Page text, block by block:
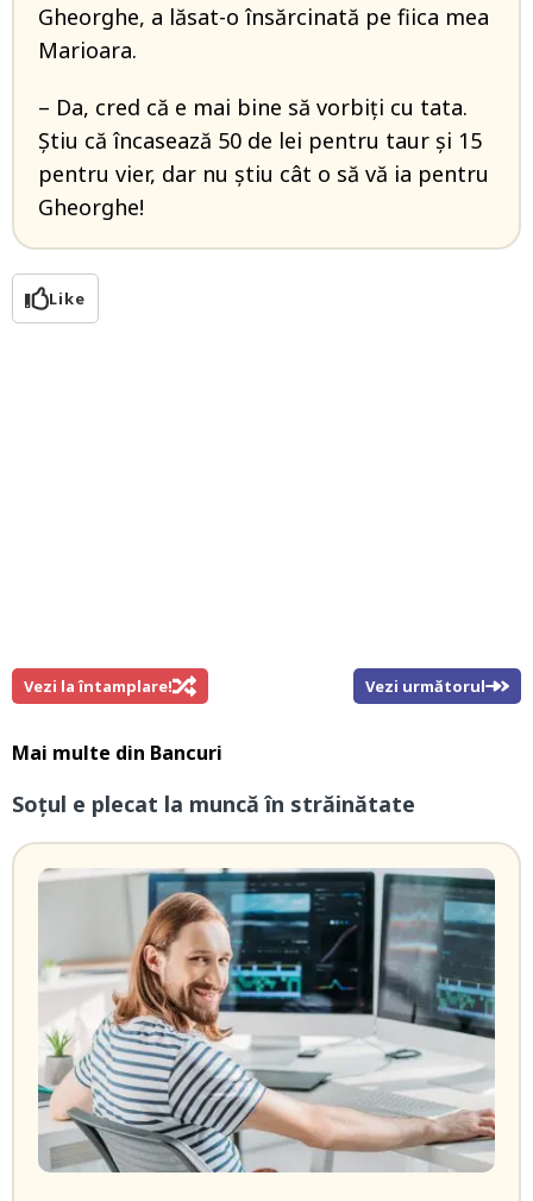
Gheorghe, a lăsat-o însărcinată pe fiica mea
Marioara.
– Da, cred că e mai bine să vorbiţi cu tata.
Ştiu că încasează 50 de lei pentru taur şi 15
pentru vier, dar nu ştiu cât o să vă ia pentru
Gheorghe!
Like
Vezi la întamplare! Vezi următorul
Mai multe din Bancuri
Soțul e plecat la muncă în străinătate